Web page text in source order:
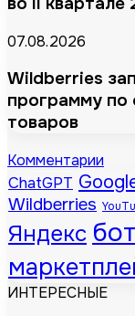
07.08.2026
Wildberries
программу по
товаров
Комментарии
ChatGPT
Wildberries
Яндекс
ИНТЕРЕСНЫЕ